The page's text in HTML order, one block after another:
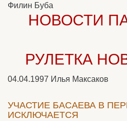
Филин Буба
НОВОСТИ
РУЛЕТКА
04.04.1997 Илья Максаков
УЧАСТИЕ БАСАЕВА В
ИСКЛЮЧАЕТСЯ